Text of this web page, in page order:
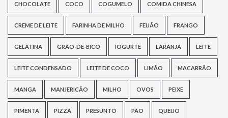
CHOCOLATE COCO COGUMELO COMIDA CHINESA
CREME DE LEITE FARINHA DE MILHO FEIJÃO FRANGO
GELATINA GRÃO-DE-BICO IOGURTE LARANJA LEITE
LEITE CONDENSADO LEITE DE COCO LIMÃO MACARRÃO
MANGA MANJERICÃO MILHO OVOS PEIXE
PIMENTA PIZZA PRESUNTO PÃO QUEIJO